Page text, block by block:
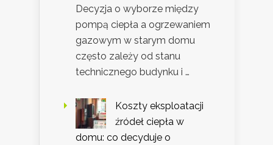
Decyzja o wyborze między
pompą ciepła a ogrzewaniem
gazowym w starym domu
często zależy od stanu
technicznego budynku i …
Koszty eksploatacji
źródeł ciepła w
domu: co decyduje o